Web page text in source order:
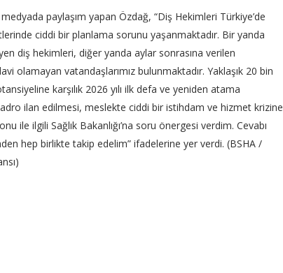
paylaşım yapan Özdağ, “Diş Hekimleri Türkiye’de
ciddi bir planlama sorunu yaşanmaktadır. Bir yanda
diş hekimleri, diğer yanda aylar sonrasına verilen
olamayan vatandaşlarımız bulunmaktadır. Yaklaşık 20 bin
karşılık 2026 yılı ilk defa ve yeniden atama
ilan edilmesi, meslekte ciddi bir istihdam ve hizmet krizine
ile ilgili Sağlık Bakanlığı’na soru önergesi verdim. Cevabı
hep birlikte takip edelim” ifadelerine yer verdi. (BSHA /